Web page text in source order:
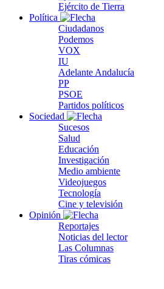
Ejército de Tierra
Política
Ciudadanos
Podemos
VOX
IU
Adelante Andalucía
PP
PSOE
Partidos políticos
Sociedad
Sucesos
Salud
Educación
Investigación
Medio ambiente
Videojuegos
Tecnología
Cine y televisión
Opinión
Reportajes
Noticias del lector
Las Columnas
Tiras cómicas